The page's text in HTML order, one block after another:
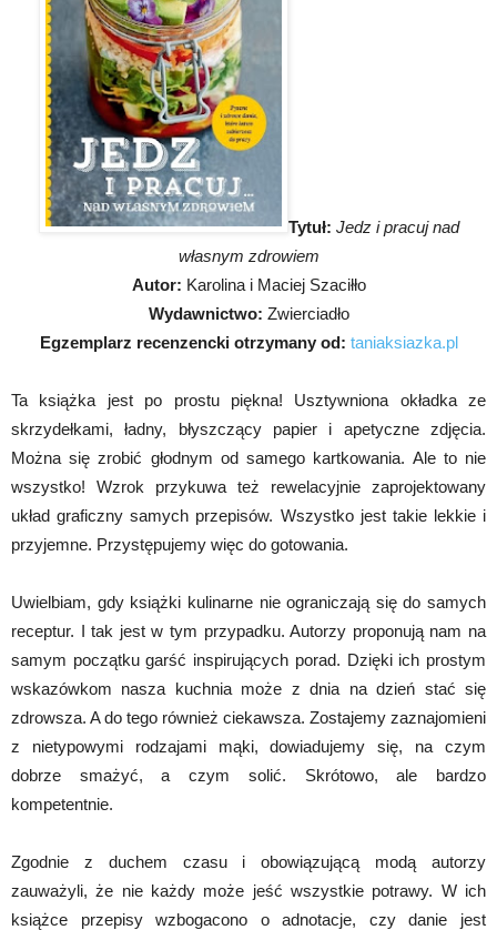
Tytuł: Jedz i pracuj nad
własnym zdrowiem
Autor: Karolina i Maciej Szaciłło
Wydawnictwo: Zwierciadło
Egzemplarz recenzencki otrzymany od: taniaksiazka.pl
Ta książka jest po prostu piękna! Usztywniona okładka ze
skrzydełkami, ładny, błyszczący papier i apetyczne zdjęcia.
Można się zrobić głodnym od samego kartkowania. Ale to nie
wszystko! Wzrok przykuwa też rewelacyjnie zaprojektowany
układ graficzny samych przepisów. Wszystko jest takie lekkie i
przyjemne. Przystępujemy więc do gotowania.
Uwielbiam, gdy książki kulinarne nie ograniczają się do samych
receptur. I tak jest w tym przypadku. Autorzy proponują nam na
samym początku garść inspirujących porad. Dzięki ich prostym
wskazówkom nasza kuchnia może z dnia na dzień stać się
zdrowsza. A do tego również ciekawsza. Zostajemy zaznajomieni
z nietypowymi rodzajami mąki, dowiadujemy się, na czym
dobrze smażyć, a czym solić. Skrótowo, ale bardzo
kompetentnie.
Zgodnie z duchem czasu i obowiązującą modą autorzy
zauważyli, że nie każdy może jeść wszystkie potrawy. W ich
książce przepisy wzbogacono o adnotacje, czy danie jest